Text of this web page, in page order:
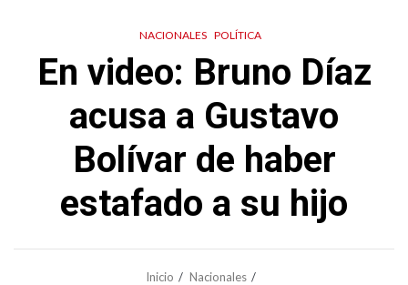
NACIONALES POLÍTICA
En video: Bruno Díaz
acusa a Gustavo
Bolívar de haber
estafado a su hijo
Inicio
Nacionales